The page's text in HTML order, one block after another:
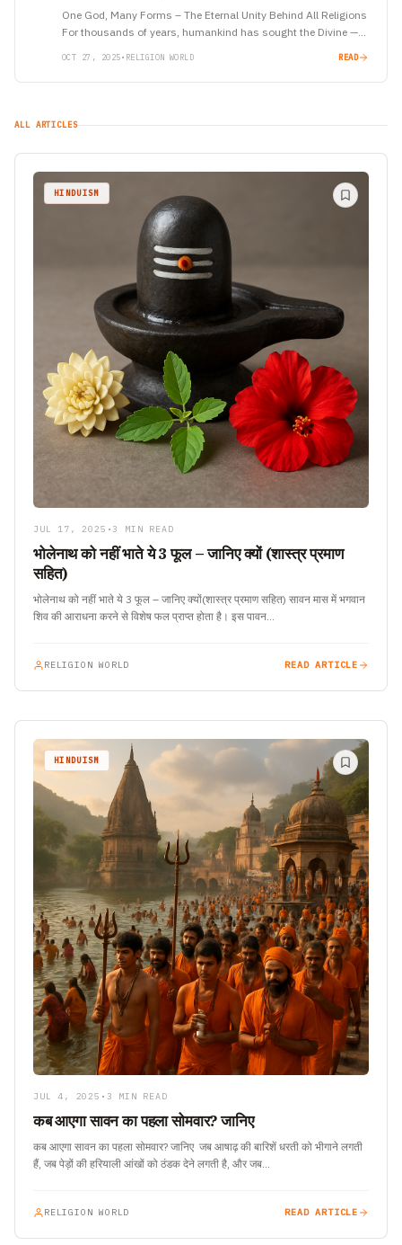
One God, Many Forms – The Eternal Unity Behind All Religions
For thousands of years, humankind has sought the Divine —
OCT 27, 2025• RELIGION WORLD READ
ALL ARTICLES
HINDUISM
JUL 17, 2025 • 3 MIN READ
भोलेनाथ को नहीं भाते ये 3 फूल – जानिए क्यों (शास्त्र प्रमाण
सहित)
भोलेनाथ को नहीं भाते ये 3 फूल – जानिए क्यों(शास्त्र प्रमाण सहित) सावन मास में भगवान
शिव की आराधना करने से विशेष फल प्राप्त होता है। इस पावन…
RELIGION WORLD READ ARTICLE
HINDUISM
JUL 4, 2025 • 3 MIN READ
कब आएगा सावन का पहला सोमवार? जानिए
कब आएगा सावन का पहला सोमवार? जानिए जब आषाढ़ की बारिशें धरती को भीगाने लगती
हैं, जब पेड़ों की हरियाली आंखों को ठंडक देने लगती है, और जब…
RELIGION WORLD READ ARTICLE